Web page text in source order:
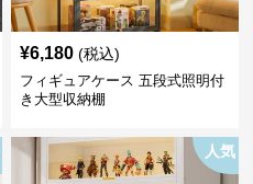
¥6,180 (税込)
フィギュアケース 五段式照明付
き大型収納棚
人気